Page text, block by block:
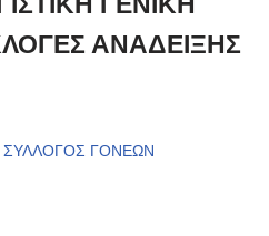
ΑΝΑΔΕΙΞΗΣ
ΣΥΛΛΟΓΟΣ ΓΟΝΕΩΝ